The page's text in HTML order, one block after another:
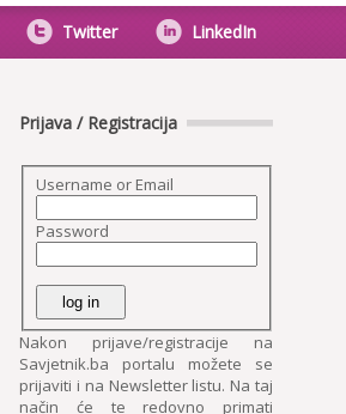
Twitter LinkedIn
Prijava / Registracija
Username or Email
Password
Nakon prijave/registracije na
Savjetnik.ba portalu možete se
prijaviti i na Newsletter listu. Na taj
način će te redovno primati